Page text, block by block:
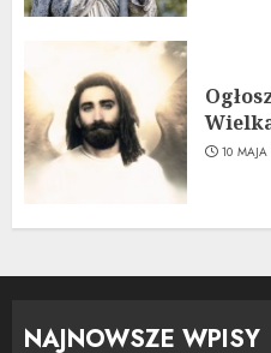
10
NAJNOWSZE WPISY